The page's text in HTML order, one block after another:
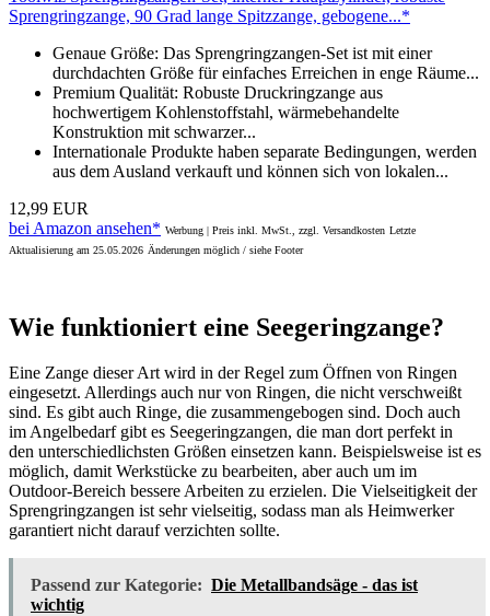
Sprengringzange, 90 Grad lange Spitzzange, gebogene...*
Genaue Größe: Das Sprengringzangen-Set ist mit einer
durchdachten Größe für einfaches Erreichen in enge Räume...
Premium Qualität: Robuste Druckringzange aus
hochwertigem Kohlenstoffstahl, wärmebehandelte
Konstruktion mit schwarzer...
Internationale Produkte haben separate Bedingungen, werden
aus dem Ausland verkauft und können sich von lokalen...
12,99 EUR
bei Amazon ansehen* Werbung | Preis inkl. MwSt., zzgl. Versandkosten Letzte
Aktualisierung am 25.05.2026 Änderungen möglich / siehe Footer
Wie funktioniert eine Seegeringzange?
Eine Zange dieser Art wird in der Regel zum Öffnen von Ringen
eingesetzt. Allerdings auch nur von Ringen, die nicht verschweißt
sind. Es gibt auch Ringe, die zusammengebogen sind. Doch auch
im Angelbedarf gibt es Seegeringzangen, die man dort perfekt in
den unterschiedlichsten Größen einsetzen kann. Beispielsweise ist es
möglich, damit Werkstücke zu bearbeiten, aber auch um im
Outdoor-Bereich bessere Arbeiten zu erzielen. Die Vielseitigkeit der
Sprengringzangen ist sehr vielseitig, sodass man als Heimwerker
garantiert nicht darauf verzichten sollte.
Passend zur Kategorie: Die Metallbandsäge - das ist
wichtig